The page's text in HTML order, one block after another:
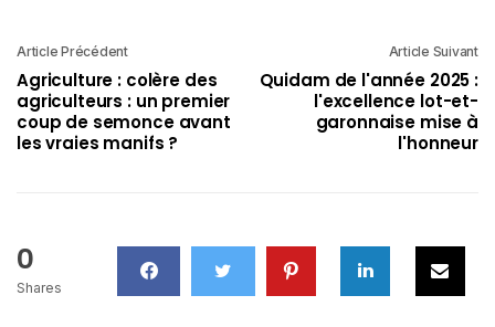
Article Précédent
Agriculture : colère des
agriculteurs : un premier
coup de semonce avant
les vraies manifs ?
Article Suivant
Quidam de l'année 2025 :
l'excellence lot-et-
garonnaise mise à
l'honneur
0
Shares